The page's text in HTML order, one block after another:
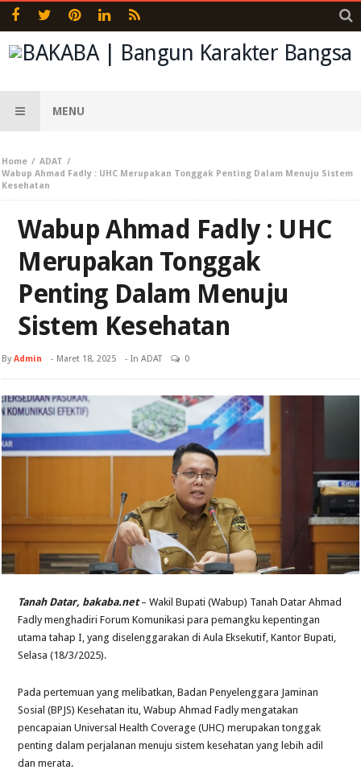
MENU
Home
ADAT
Wabup Ahmad Fadly : UHC Merupakan Tonggak Penting Dalam Menuju Sistem
Kesehatan
Wabup Ahmad Fadly : UHC
Merupakan Tonggak
Penting Dalam Menuju
Sistem Kesehatan
ByAdmin - Maret 18, 2025 - InADAT 0
Tanah Datar, bakaba.net– Wakil Bupati (Wabup) Tanah Datar Ahmad
Fadly menghadiri Forum Komunikasi para pemangku kepentingan
utama tahap I, yang diselenggarakan di Aula Eksekutif, Kantor Bupati,
Selasa (18/3/2025).
Pada pertemuan yang melibatkan, Badan Penyelenggara Jaminan
Sosial (BPJS) Kesehatan itu, Wabup Ahmad Fadly mengatakan
pencapaian Universal Health Coverage (UHC) merupakan tonggak
penting dalam perjalanan menuju sistem kesehatan yang lebih adil
dan merata.